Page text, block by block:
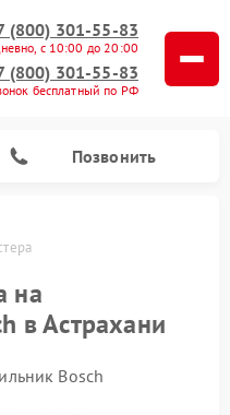
(800) 301-55-83
с 10:00 до 20:00
(800) 301-55-83
бесплатный по РФ
Позвонить
на
в Астрахани
Bosch